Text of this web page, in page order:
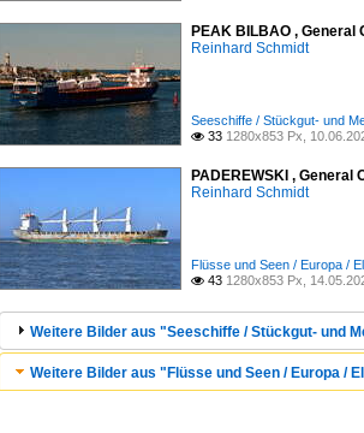
PEAK BILBAO , General
Reinhard Schmidt
Seeschiffe / Stückgut- und
 33 1280x853 Px,
PADEREWSKI , General
Reinhard Schmidt
Flüsse und Seen / Europa /
 43 1280x853 Px,
Weitere Bilder aus "Seeschiffe / Stückgut- und
Weitere Bilder aus "Flüsse und Seen / Europa /